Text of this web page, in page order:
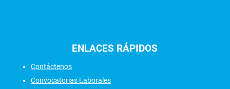
ENLACES RÁPIDOS
Contáctenos
Convocatorias Laborales